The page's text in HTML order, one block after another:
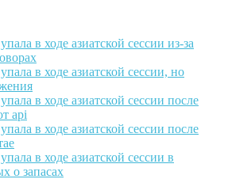
в ходе азиатской сессии из-за
в ходе азиатской сессии, но
в ходе азиатской сессии после
api
в ходе азиатской сессии после
в ходе азиатской сессии в
о запасах